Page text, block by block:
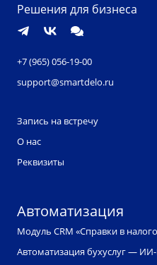
Решения для бизнеса
+7 (965) 056-19-00
support@smartdelo.ru
Запись на встречу
О нас
Реквизиты
Автоматизация
Модуль CRM «Справки в
Автоматизация бухуслуг — ИИ-